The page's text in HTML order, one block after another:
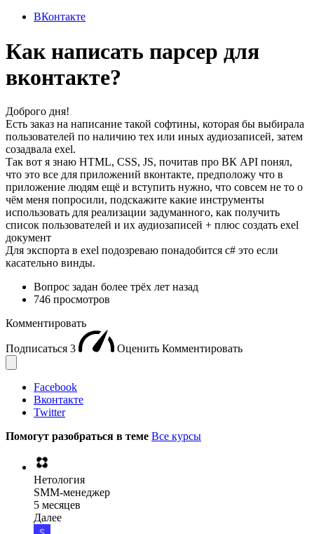
ВКонтакте
Как написать парсер для
вконтакте?
Доброго дня!
Есть заказ на написание такой софтины, которая бы выбирала
пользователей по наличию тех или иных аудиозаписей, затем
созадвала exel.
Так вот я знаю HTML, CSS, JS, почитав про ВК API понял,
что это все для приложений вконтакте, предположу что в
приложение людям ещё и вступить нужно, что совсем не то о
чём меня попросили, подскажите какие инструменты
использовать для реализации задуманного, как получить
список пользователей и их аудиозаписей + плюс создать exel
документ
Для экспорта в exel подозреваю понадобится c# это если
касательно винды.
Вопрос задан более трёх лет назад
746 просмотров
Комментировать
Подписаться 3 Оценить Комментировать
Facebook
Вконтакте
Twitter
Помогут разобраться в теме Все курсы
Нетология
SMM-менеджер
5 месяцев
Далее